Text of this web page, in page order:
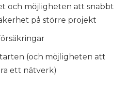
och möjligheten att snabbt
på större projekt
(och möjligheten att
ett nätverk)